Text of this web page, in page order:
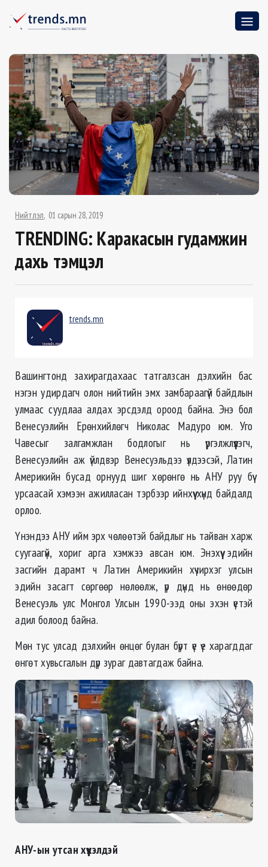
Нийтлэл 01 сарын 28, 2019
ТRENDING: Каракасын гудамжин
дахь тэмцэл
trends.mn
Вашингтонд захирагдахаас татгалзсан дэлхийн бас
нэгэн удирдагч олон нийтийн эмх замбараагүй байдлын
улмаас суудлаа алдах эрсдэлд ороод байна. Энэ бол
Венесуэлийн Ерөнхийлөгч Николас Мадуро юм. Уго
Чавесыг залгамжлан бодлогыг нь үргэлжлүүлэгч,
Венесуэлийн аж үйлдвэр Венесуэльдээ үлдээсэй, Латин
Америкийн бусад орнууд шиг хөрөнгө нь АНУ руу бүү
урсаасай хэмээн ажилласан тэрбээр ийнхүү хүнд байдалд
орлоо.
Үнэндээ АНУ ийм эрх чөлөөтэй байдлыг нь тайван харж
суугаагүй, хориг арга хэмжээ авсан юм. Энэхүү эдийн
засгийн дарамт ч Латин Америкийн хүчирхэг улсын
эдийн засагт сөргөөр нөлөөлж, үр дүнд нь өнөөдөр
Венесуэль улс Монгол Улсын 1990-ээд оны эхэн үетэй
адил болоод байна.
Мөн тус улсад дэлхийн өнцөг булан бүрт үе үе харагддаг
өнгөт хувьсгалын дүр зураг давтагдаж байна.
АНУ-ын утсан хүүхэлдэй